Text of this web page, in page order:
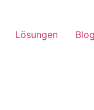
Lösungen Blog